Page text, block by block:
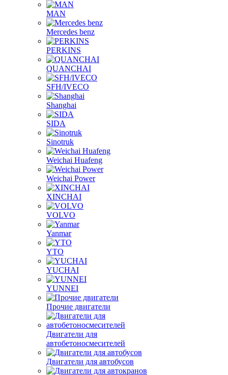
MAN
Mercedes benz
PERKINS
QUANCHAI
SFH/IVECO
Shanghai
SIDA
Sinotruk
Weichai Huafeng
Weichai Power
XINCHAI
VOLVO
Yanmar
YTO
YUCHAI
YUNNEI
Прочие двигатели
Двигатели для
автобетоносмесителей
Двигатели для автобусов